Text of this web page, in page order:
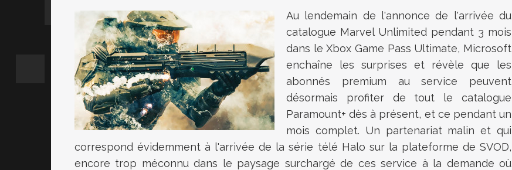
Au lendemain de l'annonce de l'arrivée du
catalogue Marvel Unlimited pendant 3 mois
dans le Xbox Game Pass Ultimate, Microsoft
enchaîne les surprises et révèle que les
abonnés premium au service peuvent
désormais profiter de tout le catalogue
Paramount+ dès à présent, et ce pendant un
mois complet. Un partenariat malin et qui
correspond évidemment à l'arrivée de la série télé Halo sur la plateforme de SVOD,
encore trop méconnu dans le paysage surchargé de ces service à la demande où